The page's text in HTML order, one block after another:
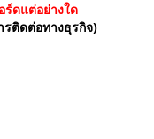
ดแต่อย่างใด
ติดต่อทางธุรกิจ)